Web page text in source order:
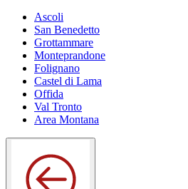
Ascoli
San Benedetto
Grottammare
Monteprandone
Folignano
Castel di Lama
Offida
Val Tronto
Area Montana